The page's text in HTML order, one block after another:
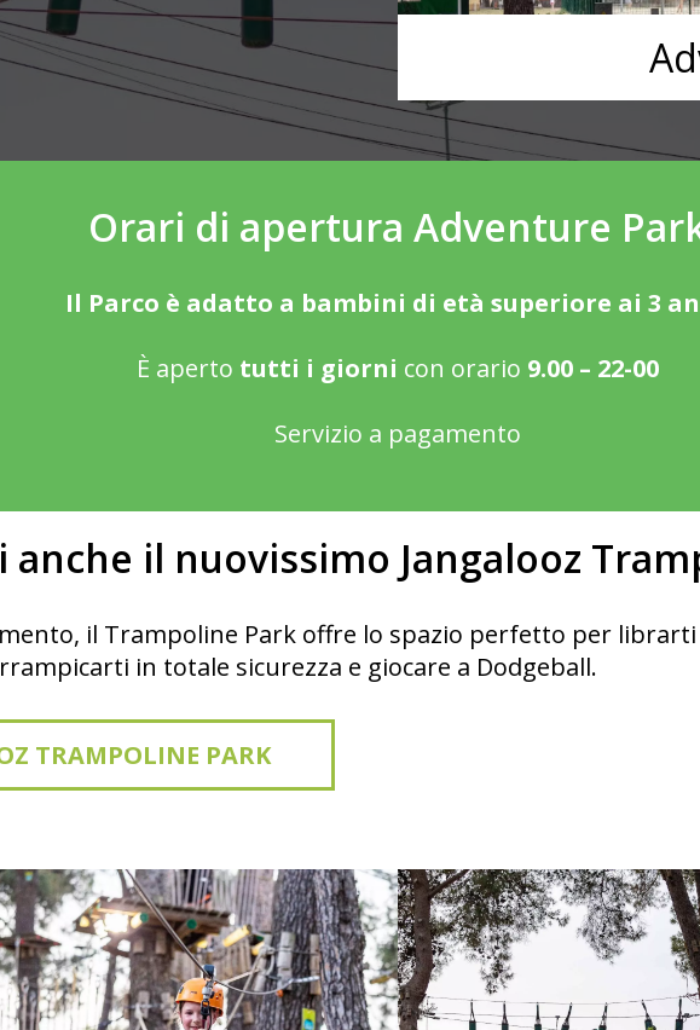
Orari di apertura Adventure
Il Parco è adatto a bambini di età superiore ai 3
È aperto tutti i giorni con orario 9.00 – 22-00
Servizio a pagamento
anche il nuovissimo Jangalooz
il Trampoline Park offre lo spazio perfetto per
in totale sicurezza e giocare a Dodgeball.
TRAMPOLINE PARK